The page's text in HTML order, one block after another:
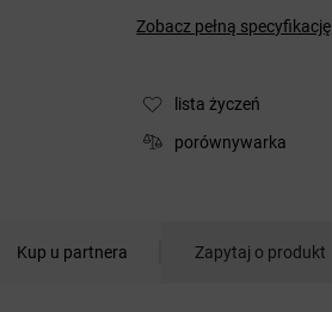
Zobacz pełną specyfikację
lista życzeń
porównywarka
Kup u partnera Zapytaj o produkt